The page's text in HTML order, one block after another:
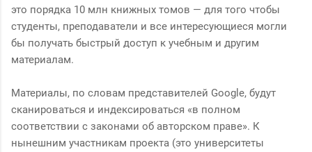
это порядка 10 млн книжных томов — для того чтобы
студенты, преподаватели и все интересующиеся могли
бы получать быстрый доступ к учебным и другим
материалам.
Материалы, по словам представителей Google, будут
сканироваться и индексироваться «в полном
соответствии с законами об авторском праве». К
нынешним участникам проекта (это университеты